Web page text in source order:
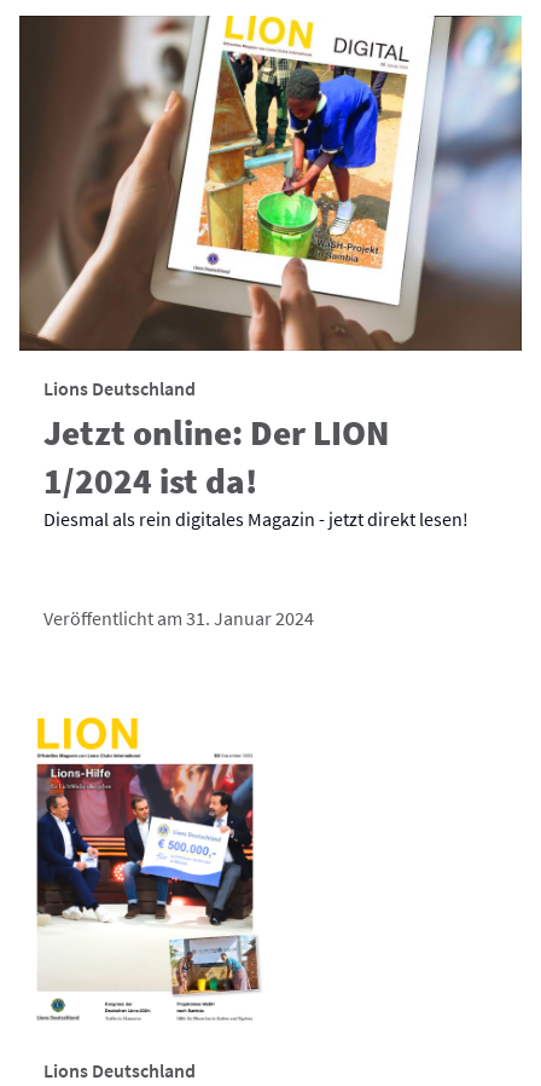
Lions Deutschland
Jetzt online: Der LION
1/2024 ist da!
Diesmal als rein digitales Magazin - jetzt direkt lesen!
Veröffentlicht am 31. Januar 2024
Lions Deutschland